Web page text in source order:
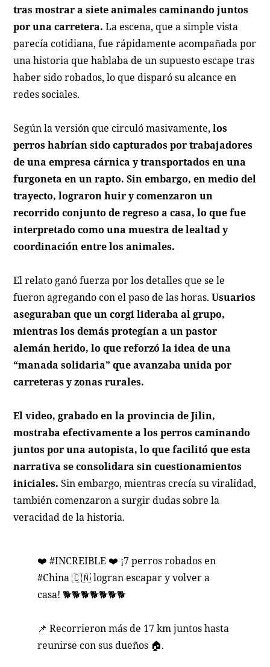
tras mostrar a siete animales caminando juntos
por una carretera.La escena, que a simple vista
parecía cotidiana, fue rápidamente acompañada por
una historia que hablaba de un supuesto escape tras
haber sido robados, lo que disparó su alcance en
redes sociales.
Según la versión que circuló masivamente,los
perros habrían sido capturados por trabajadores
de una empresa cárnica y transportados en una
furgoneta en un rapto. Sin embargo, en medio del
trayecto, lograron huir y comenzaron un
recorrido conjunto de regreso a casa, lo que fue
interpretado como una muestra de lealtad y
coordinación entre los animales.
El relato ganó fuerza por los detalles que se le
fueron agregando con el paso de las horas.Usuarios
aseguraban que un corgi lideraba al grupo,
mientras los demás protegían a un pastor
alemán herido, lo que reforzó la idea de una
“manada solidaria” que avanzaba unida por
carreteras y zonas rurales.
El video, grabado en la provincia de Jilin,
mostraba efectivamente a los perros caminando
juntos por una autopista, lo que facilitó que esta
narrativa se consolidara sin cuestionamientos
iniciales. Sin embargo, mientras crecía su viralidad,
también comenzaron a surgir dudas sobre la
veracidad de la historia.
❤️#INCREIBLE ❤️ ¡7 perros robados en
#China🇨🇳 logran escapar y volver a
casa! 🐕🐕🐕🐕🐕🐕🐕
📌 Recorrieron más de 17 km juntos hasta
reunirse con sus dueños 🏠.